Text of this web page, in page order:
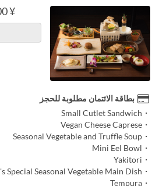
¥ 8,800
بطاقة الائتمان مطلوبة للحجز
・Small Cutlet Sandwich
・Vegan Cheese Caprese
・Seasonal Vegetable and Truffle Soup
・Mini Eel Bowl
・Yakitori
・Chef's Special Seasonal Vegetable Main Dish
・Tempura